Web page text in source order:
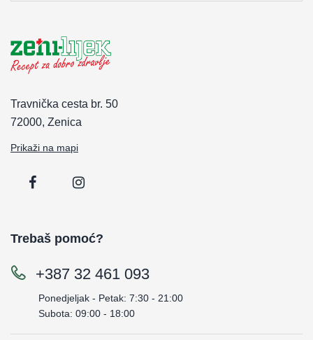
Travnička cesta br. 50
72000, Zenica
Prikaži na mapi
Trebaš pomoć?
+387 32 461 093
Ponedjeljak - Petak: 7:30 - 21:00
Subota: 09:00 - 18:00